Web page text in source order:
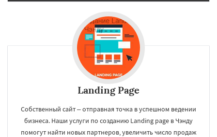
Landing Page
Собственный сайт – отправная точка в успешном ведении
бизнеса. Наши услуги по созданию Landing page в Чэнду
помогут найти новых партнеров, увеличить число продаж